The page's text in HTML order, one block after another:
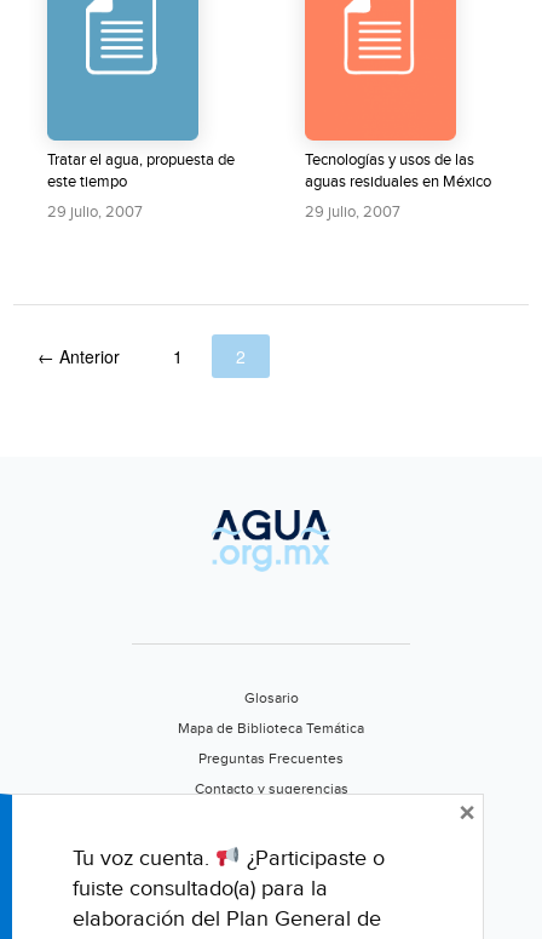
Tratar el agua, propuesta de
este tiempo
29 julio, 2007
Tecnologías y usos de las
aguas residuales en México
29 julio, 2007
← Anterior 1 2
Glosario
Mapa de Biblioteca Temática
Preguntas Frecuentes
Contacto y sugerencias
Califica este portal
Tu voz cuenta.
¿Participaste o
fuiste consultado(a) para la
elaboración del Plan General de
×